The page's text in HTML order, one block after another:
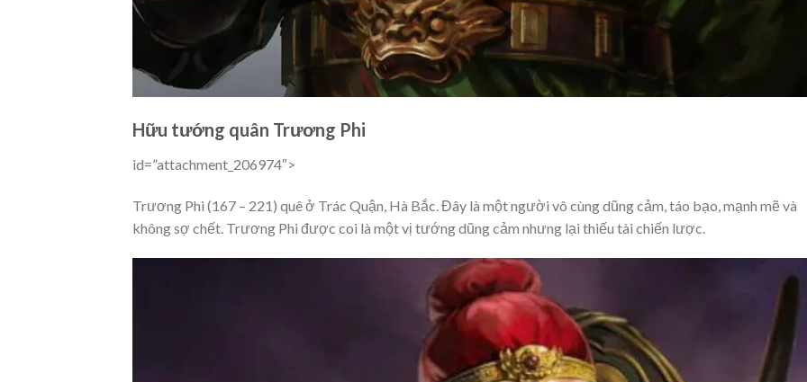
Hữu tướng quân Trương Phi
id=”attachment_206974″>
Trương Phi (167 – 221) quê ở Trác Quận, Hà Bắc. Đây là một người vô cùng dũng cảm, táo bạo, mạnh mẽ và
không sợ chết. Trương Phi được coi là một vị tướng dũng cảm nhưng lại thiếu tài chiến lược.